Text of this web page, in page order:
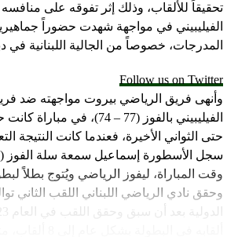
تحقيقاً للألقاب، وذلك إثر تفوقه على
الفيليبيني في مواجهة شهدت حضوراً
المدرجات، خصوصاً من الجالية اللبنانية في
Follow us on Twitter
وأنهى فريق الرياضي بيروت مواجهته ضد
الفيليبيني بالفوز (77 – 74)، في
وقت المباراة، ليفوز الرياضي ويُتوج بطلاً
وحقق نادي الرياضي اللبناني اللقب الثاني